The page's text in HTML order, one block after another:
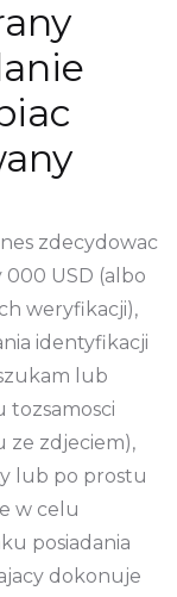
zdecydowac
000 USD (albo
weryfikacji),
identyfikacji
lub
ze zdjeciem),
lub po prostu
w celu
posiadania
dokonuje